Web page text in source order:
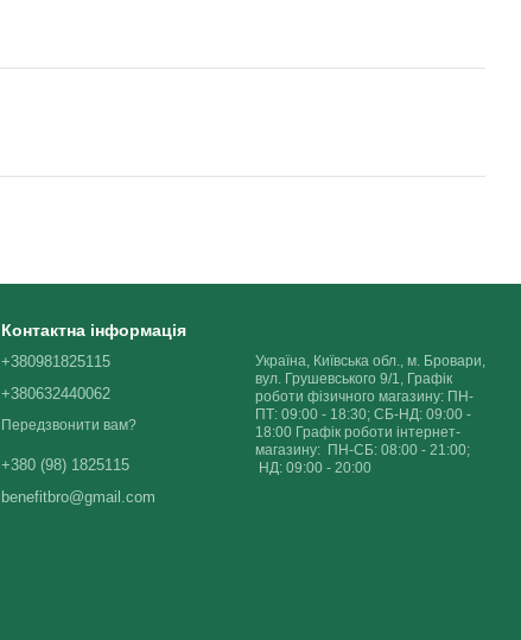
Контактна інформація
+380981825115
+380632440062
Передзвонити вам?
+380 (98) 1825115
benefitbro@gmail.com
Україна, Київська обл., м. Бровари,
вул. Грушевського 9/1, Графік
роботи фізичного магазину: ПН-
ПТ: 09:00 - 18:30; СБ-НД: 09:00 -
18:00 Графік роботи інтернет-
магазину: ПН-СБ: 08:00 - 21:00;
НД: 09:00 - 20:00